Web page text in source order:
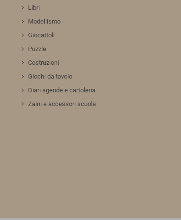
Libri
Modellismo
Giocattoli
Puzzle
Costruzioni
Giochi da tavolo
Diari agende e cartoleria
Zaini e accessori scuola